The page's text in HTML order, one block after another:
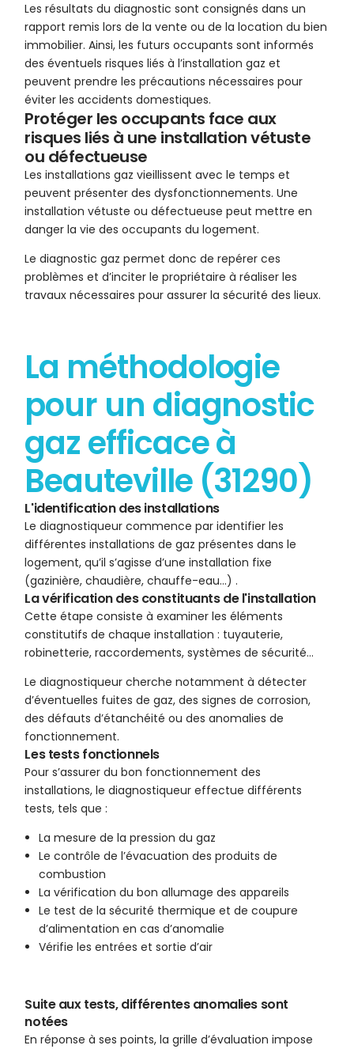
Les résultats du diagnostic sont consignés dans un
rapport remis lors de la vente ou de la location du bien
immobilier. Ainsi, les futurs occupants sont informés
des éventuels risques liés à l’installation gaz et
peuvent prendre les précautions nécessaires pour
éviter les accidents domestiques.
Protéger les occupants face aux
risques liés à une installation vétuste
ou défectueuse
Les installations gaz vieillissent avec le temps et
peuvent présenter des dysfonctionnements. Une
installation vétuste ou défectueuse peut mettre en
danger la vie des occupants du logement.
Le diagnostic gaz permet donc de repérer ces
problèmes et d’inciter le propriétaire à réaliser les
travaux nécessaires pour assurer la sécurité des lieux.
La méthodologie
pour un diagnostic
gaz efficace à
Beauteville (31290)
L'identification des installations
Le diagnostiqueur commence par identifier les
différentes installations de gaz présentes dans le
logement, qu’il s’agisse d’une installation fixe
(gazinière, chaudière, chauffe-eau…) .
La vérification des constituants de l'installation
Cette étape consiste à examiner les éléments
constitutifs de chaque installation : tuyauterie,
robinetterie, raccordements, systèmes de sécurité…
Le diagnostiqueur cherche notamment à détecter
d’éventuelles fuites de gaz, des signes de corrosion,
des défauts d’étanchéité ou des anomalies de
fonctionnement.
Les tests fonctionnels
Pour s’assurer du bon fonctionnement des
installations, le diagnostiqueur effectue différents
tests, tels que :
La mesure de la pression du gaz
Le contrôle de l’évacuation des produits de
combustion
La vérification du bon allumage des appareils
Le test de la sécurité thermique et de coupure
d’alimentation en cas d’anomalie
Vérifie les entrées et sortie d’air
Suite aux tests, différentes anomalies sont
notées
En réponse à ses points, la grille d’évaluation impose